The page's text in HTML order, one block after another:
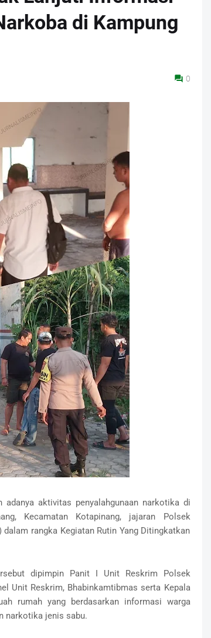
di Kampung
0
aktivitas penyalahgunaan narkotika di
Kecamatan Kotapinang, jajaran Polsek
rangka Kegiatan Rutin Yang Ditingkatkan
dipimpin Panit I Unit Reskrim Polsek
Unit Reskrim, Bhabinkamtibmas serta Kepala
rumah yang berdasarkan informasi warga
narkotika jenis sabu.